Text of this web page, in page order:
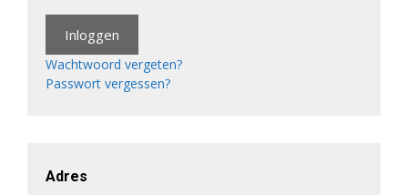
Wachtwoord vergeten?
Passwort vergessen?
Adres